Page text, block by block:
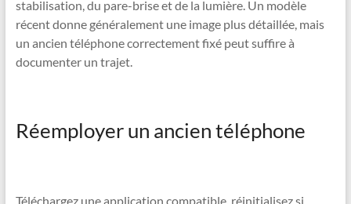
stabilisation, du pare-brise et de la lumière. Un modèle
récent donne généralement une image plus détaillée, mais
un ancien téléphone correctement fixé peut suffire à
documenter un trajet.
Réemployer un ancien téléphone
Téléchargez une application compatible, réinitialisez si